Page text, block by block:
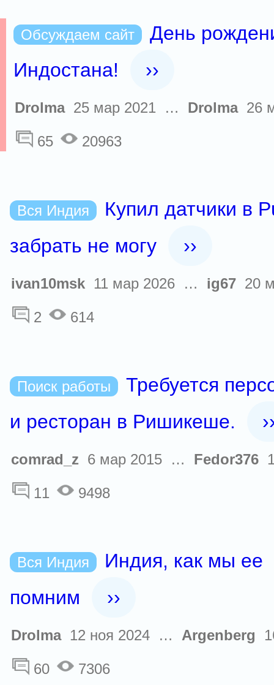
Обсуждаем сайт
День
Индостана!
››
Drolma25 мар 2021 … Drolma26
65 20963
Вся Индия
Купил датчики в
забрать не могу
››
ivan10msk 11 мар 2026 … ig67 20
2 614
Поиск работы
Требуется
и ресторан в Ришикеше.
comrad_z 6 мар 2015 … Fedor376
11 9498
Вся Индия
Индия, как мы ее
помним
››
Drolma12 ноя 2024 … Argenberg
60 7306